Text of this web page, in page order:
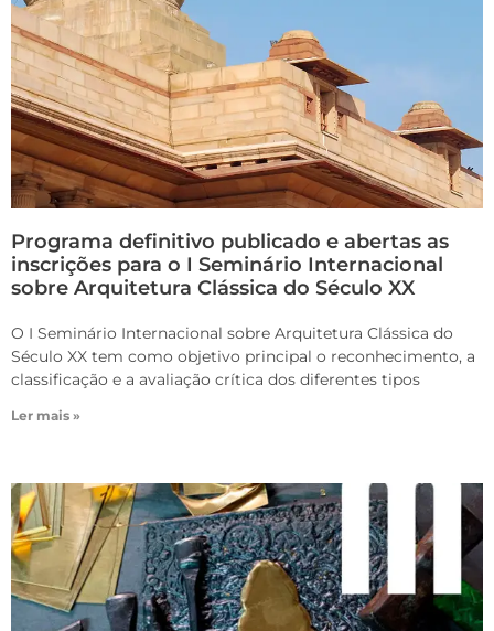
Programa definitivo publicado e abertas as
inscrições para o I Seminário Internacional
sobre Arquitetura Clássica do Século XX
O I Seminário Internacional sobre Arquitetura Clássica do
Século XX tem como objetivo principal o reconhecimento, a
classificação e a avaliação crítica dos diferentes tipos
Ler mais »